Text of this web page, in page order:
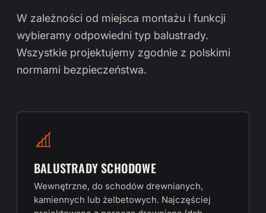
W zależności od miejsca montażu i funkcji
wybieramy odpowiedni typ balustrady.
Wszystkie projektujemy zgodnie z polskimi
normami bezpieczeństwa.
BALUSTRADY SCHODOWE
Wewnętrzne, do schodów drewnianych,
kamiennych lub żelbetowych. Najczęściej